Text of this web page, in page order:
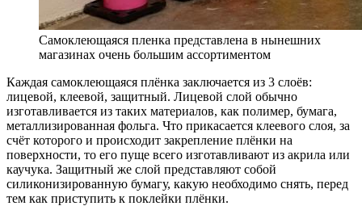
Самоклеющаяся пленка представлена в нынешних
магазинах очень большим ассортиментом
Каждая самоклеющаяся плёнка заключается из 3 слоёв:
лицевой, клеевой, защитный. Лицевой слой обычно
изготавливается из таких материалов, как полимер, бумага,
металлизированная фольга. Что прикасается клеевого слоя, за
счёт которого и происходит закрепление плёнки на
поверхности, то его пуще всего изготавливают из акрила или
каучука. Защитный же слой представляют собой
силиконизированную бумагу, какую необходимо снять, перед
тем как приступить к поклейки плёнки.